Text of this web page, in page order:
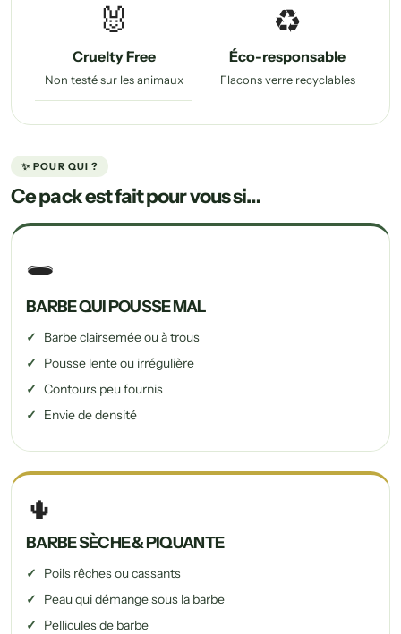
🐰
Cruelty Free
Non testé sur les animaux
♻️
Éco-responsable
Flacons verre recyclables
✨ POUR QUI ?
Ce pack est fait pour vous si…
🕳️
BARBE QUI POUSSE MAL
Barbe clairsemée ou à trous
Pousse lente ou irrégulière
Contours peu fournis
Envie de densité
🌵
BARBE SÈCHE & PIQUANTE
Poils rêches ou cassants
Peau qui démange sous la barbe
Pellicules de barbe